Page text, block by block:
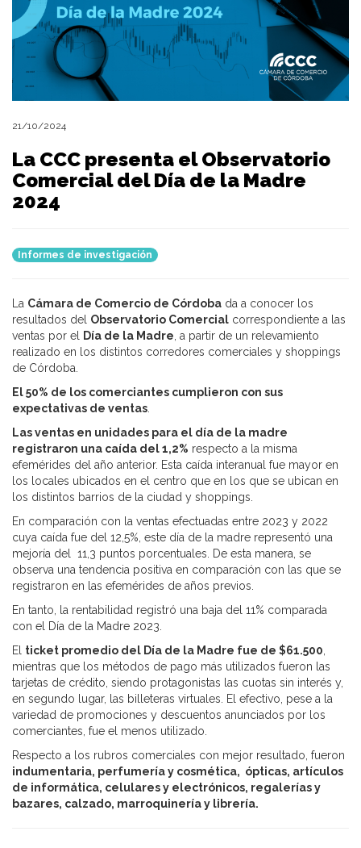
21/10/2024
La CCC presenta el Observatorio
Comercial del Día de la Madre
2024
Informes de investigación
La Cámara de Comercio de Córdoba da a conocer los
resultados del Observatorio Comercial correspondiente a las
ventas por el
Día de la Madre , a partir de un relevamiento
realizado en los distintos corredores comerciales y shoppings
de Córdoba.
El 50% de los comerciantes cumplieron con sus
expectativas de ventas
Las ventas en unidades para el día de la madre
registraron una caída del 1,2% respecto a la misma
efemérides del año anterior. Esta caída interanual fue mayor en
los locales ubicados en el centro que en los que se ubican en
los distintos barrios de la ciudad y shoppings.
En comparación con la ventas efectuadas entre 2023 y 2022
cuya caída fue del 12,5%, este día de la madre representó una
mejoría del 11,3 puntos porcentuales. De esta manera, se
observa una tendencia positiva en comparación con las que se
registraron en las efemérides de años previos.
En tanto, la rentabilidad registró una baja del 11% comparada
con el Día de la Madre 2023.
El ticket promedio del Día de la Madre fue de $61.500
mientras que los métodos de pago más utilizados fueron las
tarjetas de crédito, siendo protagonistas las cuotas sin interés y,
en segundo lugar, las billeteras virtuales. El efectivo, pese a la
variedad de promociones y descuentos anunciados por los
comerciantes, fue el menos utilizado.
Respecto a los rubros comerciales con mejor resultado, fueron
indumentaria, perfumería y cosmética, ópticas, artículos
de informática, celulares y electrónicos, regalerías y
bazares, calzado, marroquinería y librería.